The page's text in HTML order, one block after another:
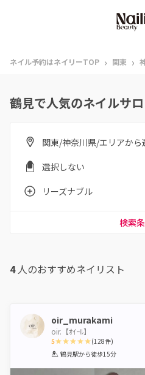
ネイル予約はネイリーTOP › 関東 ›
鶴見で人気のネイルサ
関東/神奈川県/エリアから
選択しない
リーズナブル
検索
4人のおすすめネイリスト
oir_murakami
oir.【ｵｲｰﾙ】
5
1 2 3 4 5
(128件)
鶴見駅から徒歩15分